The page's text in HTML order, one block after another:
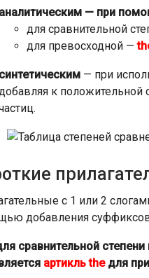
аналитическим — при
для сравнительной
для превосходной —
синтетическим — при
к положительной
с 1 или 2
добавления
сравнительной степени
артикль theдля